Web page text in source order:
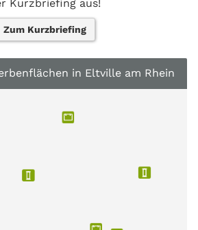
Kurzbriefing aus!
Zum Kurzbriefing
in Eltville am Rhein